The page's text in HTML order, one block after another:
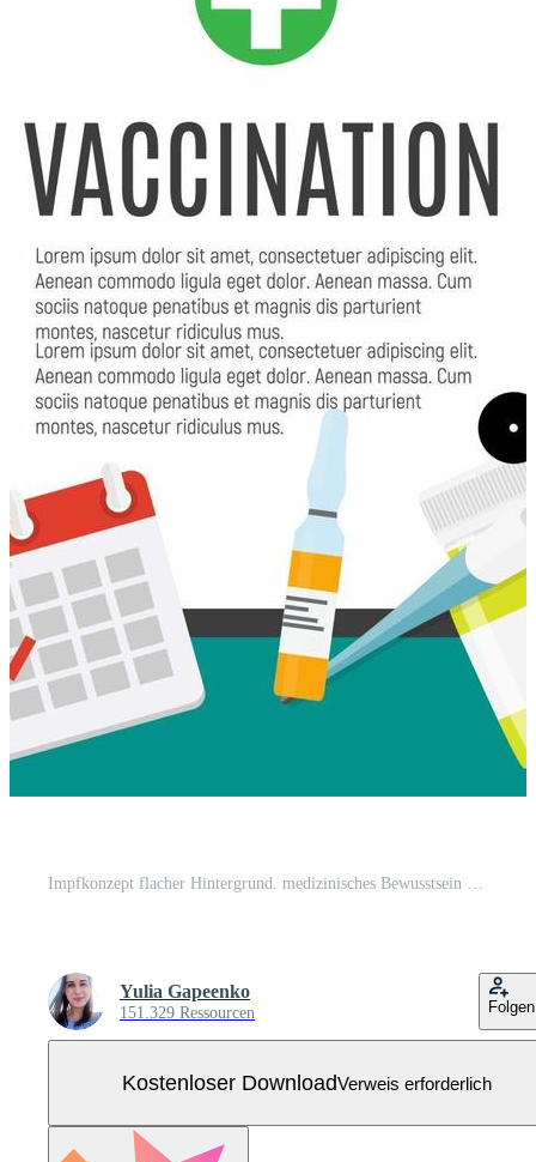
Impfkonzept flacher Hintergrund. medizinisches Bewusstsein Grippe, Polio-Grippe-Plakat. Vektor-Illustration Kostenloser Vektor
Yulia Gapeenko
151.329 Ressourcen Folgen
Kostenloser DownloadVerweis erforderlich